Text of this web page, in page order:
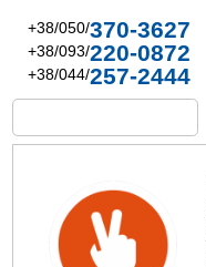
+38/050/370-3627
+38/093/220-0872
+38/044/257-2444